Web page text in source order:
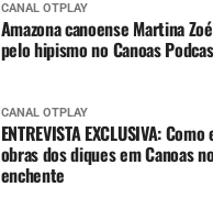
CANAL OTPLAY
Amazona canoense Martina
pelo hipismo no Canoas
CANAL OTPLAY
ENTREVISTA EXCLUSIVA:
obras dos diques em Canoas
enchente